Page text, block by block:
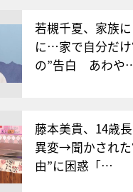
若槻千夏、家族
に…家で自分だけ
の”告白 あわや
藤本美貴、14歳
異変→聞かされた
由”に困惑「…